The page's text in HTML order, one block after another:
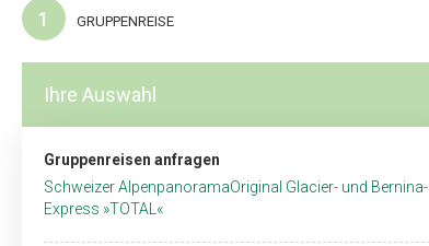
1 GRUPPENREISE
Ihre Auswahl
Gruppenreisen anfragen
Schweizer AlpenpanoramaOriginal Glacier- und Bernina-
Express »TOTAL«